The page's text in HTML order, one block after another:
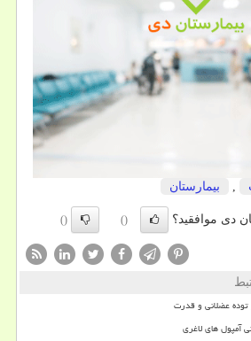
بیمارستان
دی موافقید؟ ()
()
عضلانی و قدرت
آمپول های لاغری